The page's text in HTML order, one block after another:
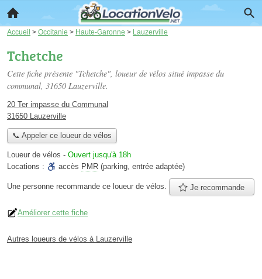
Accueil > Occitanie > Haute-Garonne > Lauzerville
Tchetche
Cette fiche présente "Tchetche", loueur de vélos situé impasse du
communal, 31650 Lauzerville.
20 Ter impasse du Communal
31650 Lauzerville
📞 Appeler ce loueur de vélos
Loueur de vélos - Ouvert jusqu'à 18h
Locations :
accès PMR (parking, entrée adaptée)
Une personne recommande ce loueur de vélos. Je recommande
Améliorer cette fiche
Autres loueurs de vélos à Lauzerville